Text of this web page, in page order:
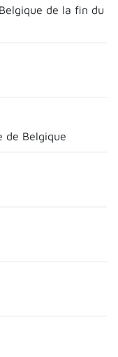
de la fin du
de Belgique